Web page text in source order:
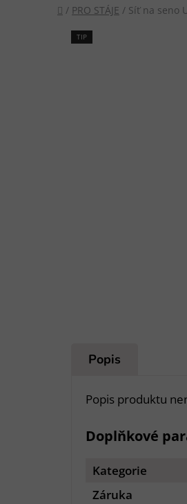
Domů
/ PRO STÁJE / Síť na seno
TIP
Popis
Popis produktu
Doplňkové
Kategorie
Záruka